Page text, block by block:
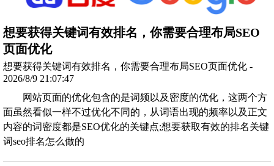
想要获得关键词有效排名，你需要合理布局SEO
页面优化
想要获得关键词有效排名，你需要合理布局SEO页面优化 -
2026/8/9 21:07:47
网站页面的优化包含的是词频以及密度的优化，这两个方
面虽然看似一样不过优化不同的，从词语出现的频率以及正文
内容的词密度都是SEO优化的关键点;想要获取有效的排名关键
词seo排名怎么做的